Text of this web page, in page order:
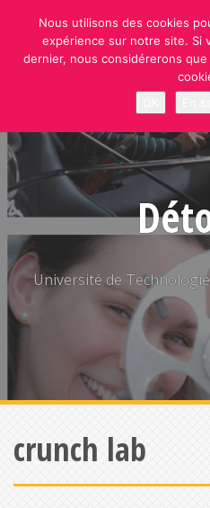
content
Université de
crunch lab
Nous utilisons des cookies
expérience sur notre site. Si
dernier, nous considérerons